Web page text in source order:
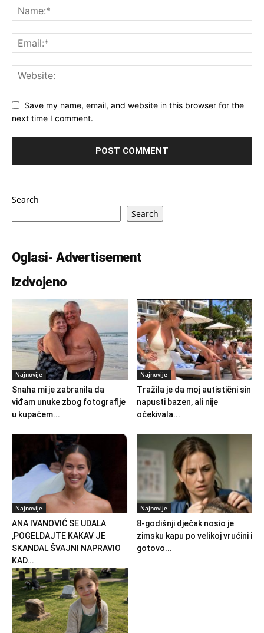
Save my name, email, and website in this browser for the
next time I comment.
Search
Search
Oglasi- Advertisement
Izdvojeno
Najnovije
Snaha mi je zabranila da
viđam unuke zbog fotografije
u kupaćem...
Najnovije
Tražila je da moj autistični sin
napusti bazen, ali nije
očekivala...
Najnovije
ANA IVANOVIĆ SE UDALA
,POGELDAJTE KAKAV JE
SKANDAL ŠVAJNI NAPRAVIO
KAD...
Najnovije
8-godišnji dječak nosio je
zimsku kapu po velikoj vrućini i
gotovo...